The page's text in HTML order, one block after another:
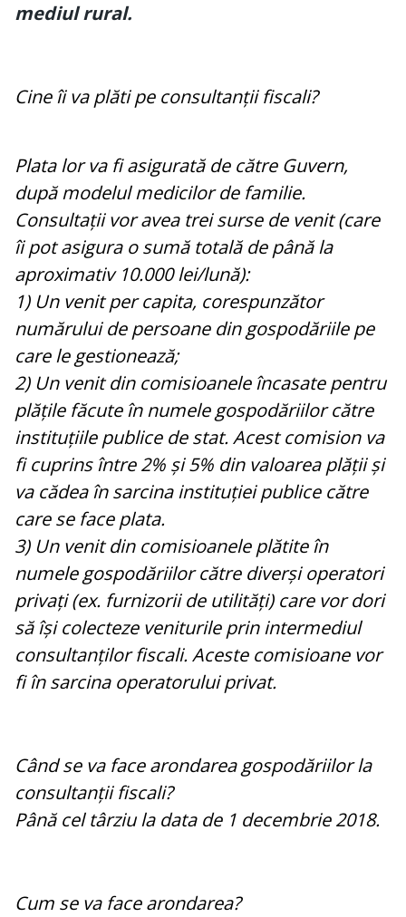
mediul rural.
Cine îi va plăti pe consultanții fiscali?
Plata lor va fi asigurată de către Guvern,
după modelul medicilor de familie.
Consultații vor avea trei surse de venit (care
îi pot asigura o sumă totală de până la
aproximativ 10.000 lei/lună):
1) Un venit per capita, corespunzător
numărului de persoane din gospodăriile pe
care le gestionează;
2) Un venit din comisioanele încasate pentru
plățile făcute în numele gospodăriilor către
instituțiile publice de stat. Acest comision va
fi cuprins între 2% și 5% din valoarea plății și
va cădea în sarcina instituției publice către
care se face plata.
3) Un venit din comisioanele plătite în
numele gospodăriilor către diverși operatori
privați (ex. furnizorii de utilități) care vor dori
să își colecteze veniturile prin intermediul
consultanților fiscali. Aceste comisioane vor
fi în sarcina operatorului privat.
Când se va face arondarea gospodăriilor la
consultanții fiscali?
Până cel târziu la data de 1 decembrie 2018.
Cum se va face arondarea?